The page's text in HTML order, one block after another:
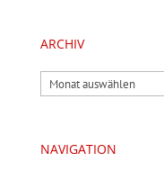
ARCHIV
Archiv
NAVIGATION